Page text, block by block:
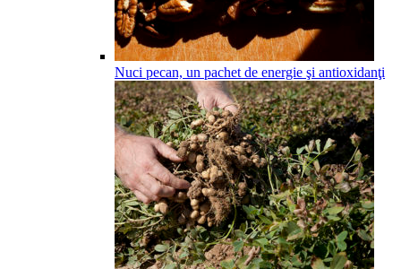
Nuci pecan, un pachet de energie şi antioxidanţi